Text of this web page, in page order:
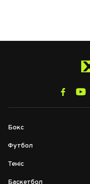
Бокс
Футбол
Теніс